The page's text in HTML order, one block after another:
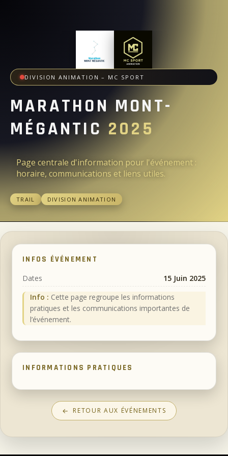
DIVISION ANIMATION – MC SPORT
MARATHON MONT-
MÉGANTIC2025
Page centrale d'information pour l'événement :
horaire, communications et liens utiles.
TRAIL DIVISION ANIMATION
INFOS ÉVÉNEMENT
Dates
15 Juin 2025
Info : Cette page regroupe les informations
pratiques et les communications importantes de
l’événement.
INFORMATIONS PRATIQUES
← RETOUR AUX ÉVÉNEMENTS